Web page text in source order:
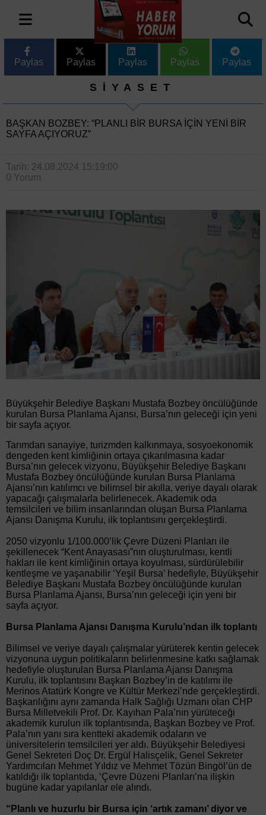
Paylas Paylas Paylas Paylas Paylas
SİYASET
BAŞKAN BOZBEY: “PLANLI BIR BURSA IÇIN YENI BIR
SAYFA AÇIYORUZ”
Tarih: 24.08.2024 15:19:00
0 Yorum
Büyükşehir Belediye Başkanı Mustafa Bozbey öncülüğünde
kurulan Bursa Planlama Ajansı, Bursa’nın geleceği için yeni
bir sayfa açıyor.
Tarımdan sanayiye, turizmden kalkınmaya, sosyoekonomik
dengeden kent kimliğinin ortaya çıkarılmasına kadar
Bursa’nın gelecek vizyonu, Büyükşehir Belediye Başkanı
Mustafa Bozbey öncülüğünde kurulan Bursa Planlama
Ajansı’nın katılımcı ve bilimsel bir akılla, veriye dayalı olarak
yapacağı çalışmalarla belirlenecek. Akademik oda
temsilcileri ve bilim insanlarından oluşan Bursa Planlama
Ajansı Danışma Kurulu, ilk toplantısını gerçekleştirdi.
2050 vizyonlu 1/100.000’lik Çevre Düzeni Planları ile
şekillenecek “Kent Anayasası”nın oluşturulması, kentli
hakları ile kent kimliğinin ortaya koyulması, sürdürülebilir
kentleşme ve yaşanabilir ‘Yeşil Bursa’ hedefiyle, Büyükşehir
Belediye Başkanı Mustafa Bozbey öncülüğünde kurulan
Bursa Planlama Ajansı, Bursa’nın geleceği için yeni bir
sayfa açıyor.
Bursa Planlama Ajansı Danışma Kurulu’ndan ilk toplantı
Bilimsel ve veriye dayalı çalışmalar yürüterek kentin gelecek
vizyonuna uygun politikaların belirlenmesine katkı sağlamak
hedefiyle oluşturulan Bursa Planlama Ajansı Danışma
Kurulu, ilk toplantısını Başkan Bozbey’in de katılımı ile
Merinos Atatürk Kongre ve Kültür Merkezi’nde gerçekleştirdi.
Başkanlığını aynı zamanda Halk Sağlığı Uzmanı olan CHP
Bursa Milletvekili Prof. Dr. Kayıhan Pala’nın yürüteceği
akademik kurulun ilk toplantısında, Başkan Bozbey ve Prof.
Pala’nın yanı sıra kentteki akademik odaların ve
üniversitelerin temsilcileri yer aldı. Büyükşehir Belediyesi
Genel Sekreteri Doç Dr. Ergül Halisçelik, Genel Sekreter
Yardımcıları Mehmet Yıldız ve Mehmet Tözün Bingöl’ün de
katıldığı ilk toplantıda, ‘Çevre Düzeni Planları’na ilişkin
bugüne kadar yapılanlar ele alındı.
“Planlı ve huzurlu bir Bursa için ‘artık zamanı’ diyor ve